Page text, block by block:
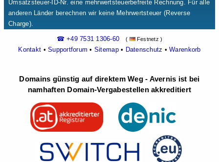
Umsatzsteuer-ID-Nr. eine mehrwertsteuerbefreite Rechnung. Für alle
anderen Länder berechnen wir keine Mehrwertsteuer (Reverse
Charge).
☎ +49 7531 1306-60 ( Festnetz )
Kontakt •Supportforum • Sitemap• Datenschutz •Warenkorb
Domains günstig auf direktem Weg - Avernis ist bei
namhaften Domain-Vergabestellen akkreditiert